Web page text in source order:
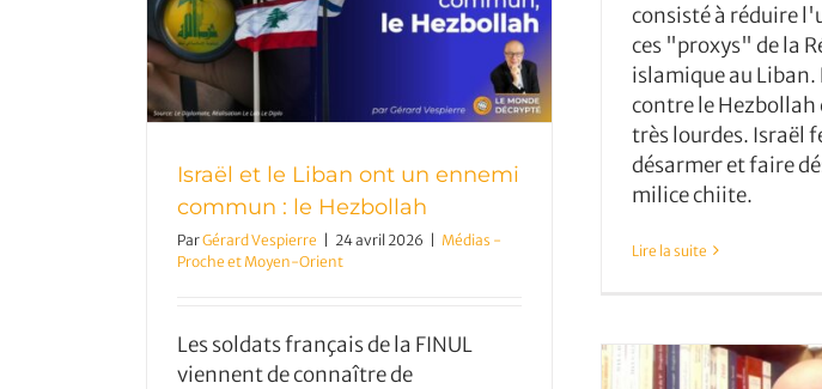
consisté à réduire
ces "proxys" de la
islamique au Liban.
contre le
très lourdes. Israël
désarmer et faire
milice chiite.
Lire la suite
Israël et le Liban ont un ennemi
commun : le Hezbollah
ParGérard Vespierre | 24 avril 2026 | Médias -
Proche et Moyen-Orient
Les soldats français de la FINUL
viennent de connaître de